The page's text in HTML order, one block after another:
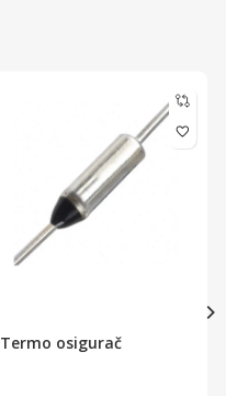
Termo osigurač